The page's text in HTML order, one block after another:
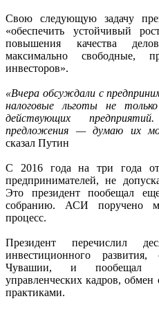
Свою следующую задачу
«обеспечить устойчивый
повышения качества
максимально свободные,
инвесторов».
«Вчера обсуждали с
налоговые льготы не
действующих
предложения — думаю их
сказал Путин
С 2016 года на три года от
предпринимателей, не
Это президент пообещал
собранию. АСИ поручено
процесс.
Президент перечислил
инвестиционного
Чувашии, и пообещал
управленческих кадров,
практиками.